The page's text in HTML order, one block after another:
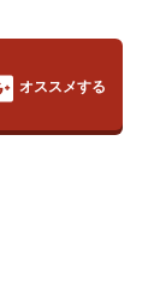
オススメする